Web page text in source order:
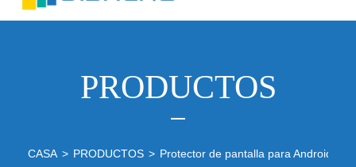
PRODUCTOS
CASA > PRODUCTOS > Protector de pantalla para Android